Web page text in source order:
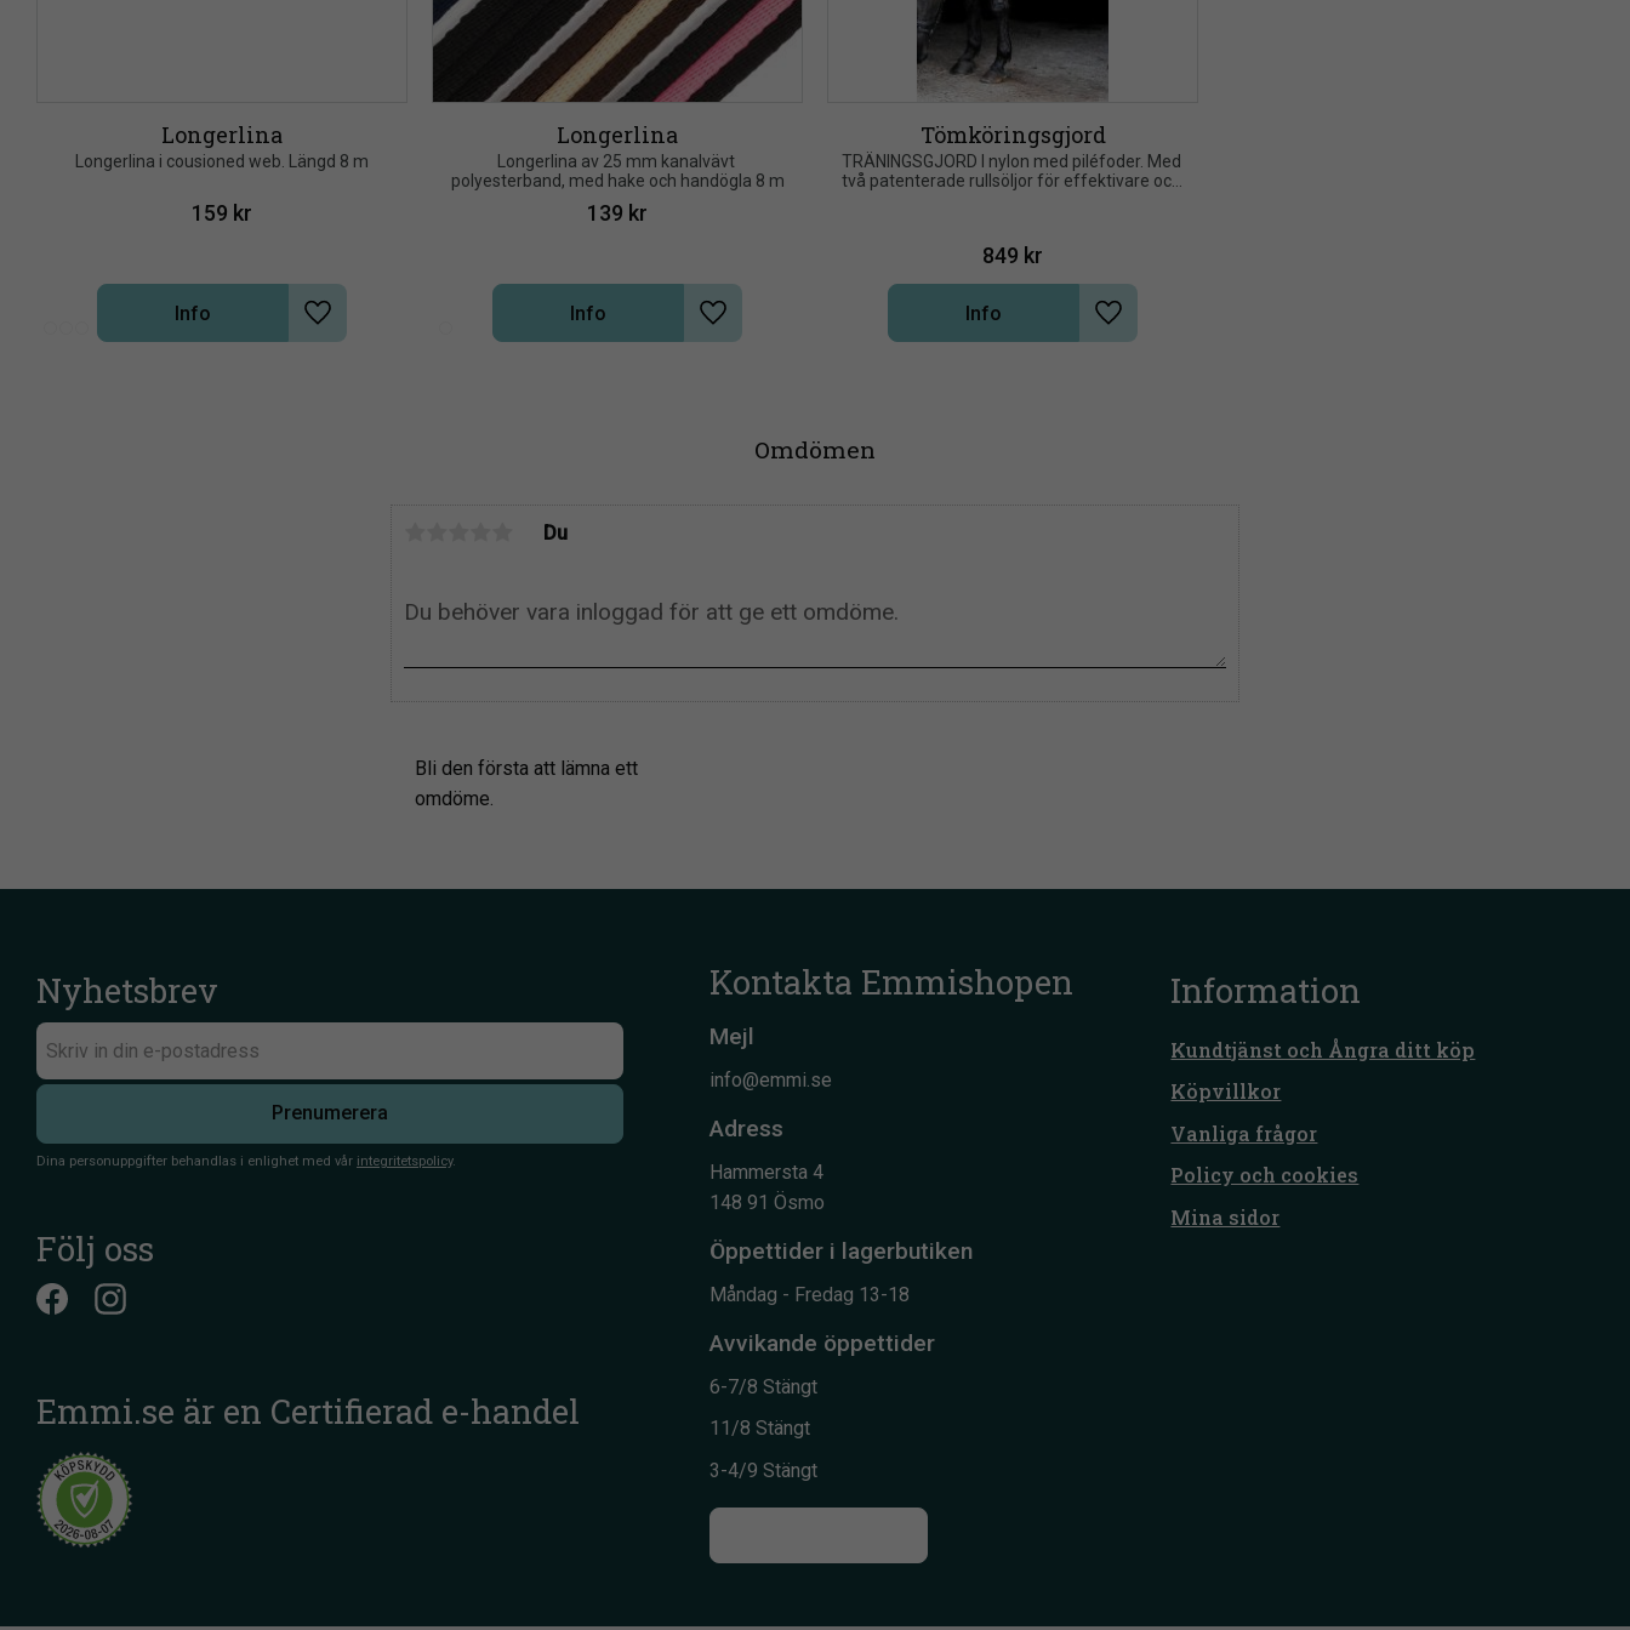
Omdömen
Du
Bli den första att lämna ett
omdöme.
Longerlina
Longerlina i cousioned web. Längd 8 m
159 kr
Lägg till i önskelista
Info
Longerlina
Longerlina av 25 mm kanalvävt
polyesterband, med hake och handögla​ 8 m
139 kr
Lägg till i önskelista
Info
Tömköringsgjord
TRÄNINGSGJORD I nylon med piléfoder. Med
två patenterade rullsöljor för effektivare och
849 kr
Lägg till i önskelista
Info
Nyhetsbrev
Prenumerera
Dina personuppgifter behandlas i enlighet med vår integritetspolicy.
Kontakta Emmishopen
Mejl
info@emmi.se
Adress
Hammersta 4
148 91 Ösmo
Öppettider i lagerbutiken
Måndag - Fredag 13-18
Avvikande öppettider
6-7/8 Stängt
11/8 Stängt
3-4/9 Stängt
Följ oss
Information
Kundtjänst och Ångra ditt köp
Köpvillkor
Vanliga frågor
Policy och cookies
Mina sidor
Emmi.se är en Certifierad e-handel